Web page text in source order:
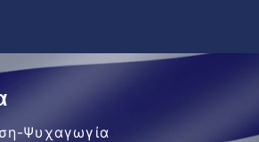
Ψυχαγωγία